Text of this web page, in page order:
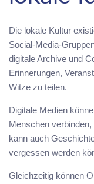
Die lokale Kultur
Social-Media-
digitale Archive und
Erinnerungen,
Witze zu teilen.
Digitale Medien
Menschen
kann auch
vergessen werden
Gleichzeitig können